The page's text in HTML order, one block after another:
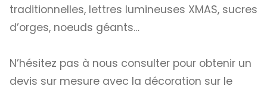
traditionnelles, lettres lumineuses XMAS, sucres
d’orges, noeuds géants…
N’hésitez pas à nous consulter pour obtenir un
devis sur mesure avec la décoration sur le